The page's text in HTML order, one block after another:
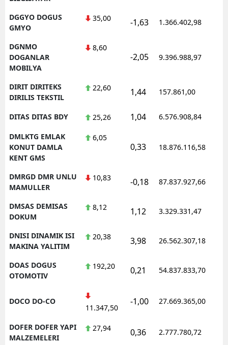
DGGYO DOGUS
GMYO
35,00 -1,63 1.366.402,98
DGNMO
DOGANLAR
MOBILYA
8,60
-2,05 9.396.988,97
DIRIT DIRITEKS
DIRILIS TEKSTIL
22,60 1,44 157.861,00
DITAS DITAS BDY 25,26 1,04 6.576.908,84
DMLKTG EMLAK
KONUT DAMLA
KENT GMS
6,05
0,33 18.876.116,58
DMRGD DMR UNLU
MAMULLER
10,83 -0,18 87.837.927,66
DMSAS DEMISAS
DOKUM
8,12 1,12 3.329.331,47
DNISI DINAMIK ISI
MAKINA YALITIM
20,38 3,98 26.562.307,18
DOAS DOGUS
OTOMOTIV
192,20 0,21 54.837.833,70
DOCO DO-CO
11.347,50
-1,00 27.669.365,00
DOFER DOFER YAPI
MALZEMELERI
27,94 0,36 2.777.780,72